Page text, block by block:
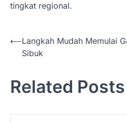
tingkat regional.
N
⟵Langkah Mudah Memulai
Sibuk
Related Posts